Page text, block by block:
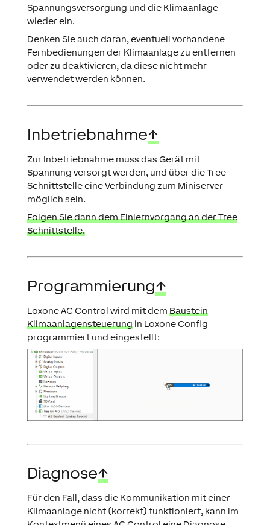
Spannungsversorgung und die Klimaanlage
wieder ein.
Denken Sie auch daran, eventuell vorhandene
Fernbedienungen der Klimaanlage zu entfernen
oder zu deaktivieren, da diese nicht mehr
verwendet werden können.
Inbetriebnahme↑
Zur Inbetriebnahme muss das Gerät mit
Spannung versorgt werden, und über die Tree
Schnittstelle eine Verbindung zum Miniserver
möglich sein.
Folgen Sie dann dem Einlernvorgang an der Tree
Schnittstelle.
Programmierung↑
Loxone AC Control wird mit dem Baustein
Klimaanlagensteuerungin Loxone Config
programmiert und eingestellt:
Diagnose↑
Für den Fall, dass die Kommunikation mit einer
Klimaanlage nicht (korrekt) funktioniert, kann im